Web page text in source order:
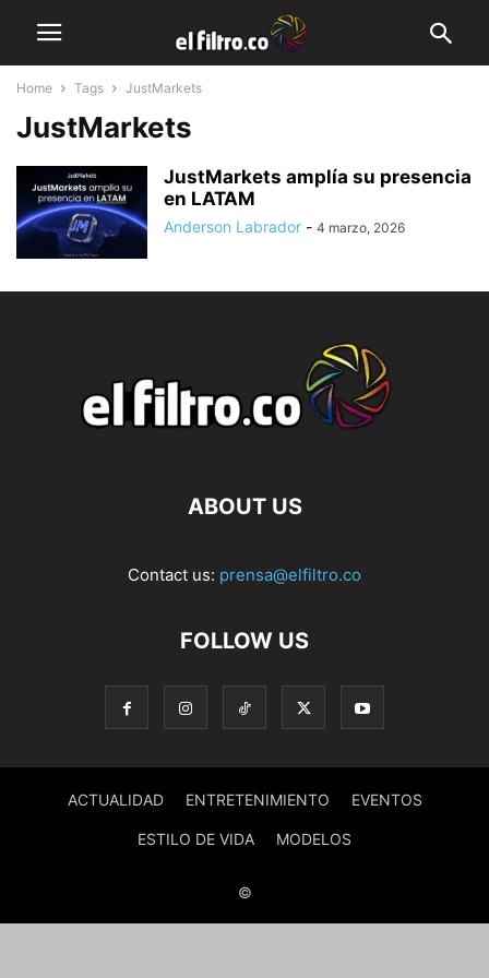
Home Tags JustMarkets
JustMarkets
JustMarkets amplía su presencia
en LATAM
Anderson Labrador - 4 marzo, 2026
ABOUT US
Contact us: prensa@elfiltro.co
FOLLOW US
ACTUALIDAD ENTRETENIMIENTO EVENTOS
ESTILO DE VIDA MODELOS
©